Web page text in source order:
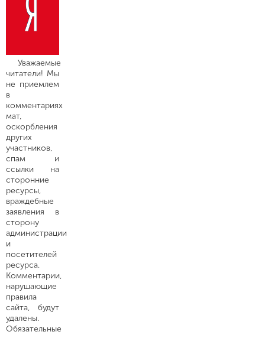
Уважаемые
читатели! Мы
не приемлем
в
комментариях
мат,
оскорбления
других
участников,
спам и
ссылки на
сторонние
ресурсы,
враждебные
заявления в
сторону
администрации
и
посетителей
ресурса.
Комментарии,
нарушающие
правила
сайта, будут
удалены.
Обязательные